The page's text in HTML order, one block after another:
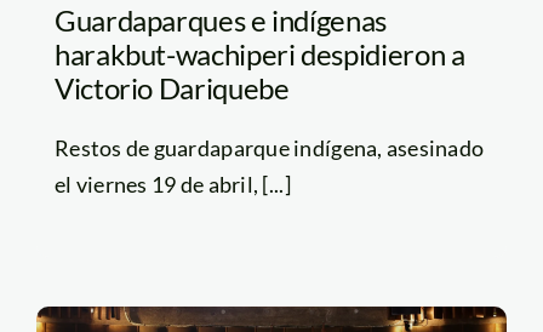
Guardaparques e indígenas
harakbut-wachiperi despidieron a
Victorio Dariquebe
Restos de guardaparque indígena, asesinado
el viernes 19 de abril, [...]